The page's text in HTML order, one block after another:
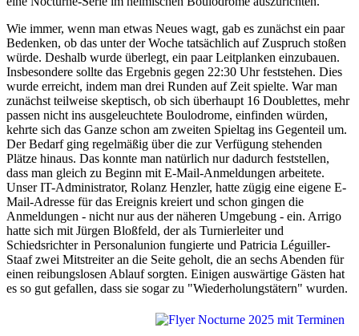
Wie immer, wenn man etwas Neues wagt, gab es zunächst ein paar
Bedenken, ob das unter der Woche tatsächlich auf Zuspruch stoßen
würde. Deshalb wurde überlegt, ein paar Leitplanken einzubauen.
Insbesondere sollte das Ergebnis gegen 22:30 Uhr feststehen. Dies
wurde erreicht, indem man drei Runden auf Zeit spielte. War man
zunächst teilweise skeptisch, ob sich überhaupt 16 Doublettes, mehr
passen nicht ins ausgeleuchtete Boulodrome, einfinden würden,
kehrte sich das Ganze schon am zweiten Spieltag ins Gegenteil um.
Der Bedarf ging regelmäßig über die zur Verfügung stehenden
Plätze hinaus. Das konnte man natürlich nur dadurch feststellen,
dass man gleich zu Beginn mit E-Mail-Anmeldungen arbeitete.
Unser IT-Administrator, Rolanz Henzler, hatte zügig eine eigene E-
Mail-Adresse für das Ereignis kreiert und schon gingen die
Anmeldungen - nicht nur aus der näheren Umgebung - ein. Arrigo
hatte sich mit Jürgen Bloßfeld, der als Turnierleiter und
Schiedsrichter in Personalunion fungierte und Patricia Léguiller-
Staaf zwei Mitstreiter an die Seite geholt, die an sechs Abenden für
einen reibungslosen Ablauf sorgten. Einigen auswärtige Gästen hat
es so gut gefallen, dass sie sogar zu "Wiederholungstätern" wurden.